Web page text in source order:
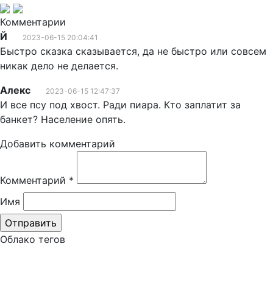
Комментарии
Й
2023-06-15 20:04:41
Быстро сказка сказывается, да не быстро или совсем
никак дело не делается.
Алекс
2023-06-15 12:47:37
И все псу под хвост. Ради пиара. Кто заплатит за
банкет? Население опять.
Добавить комментарий
Комментарий *
Имя
Облако тегов